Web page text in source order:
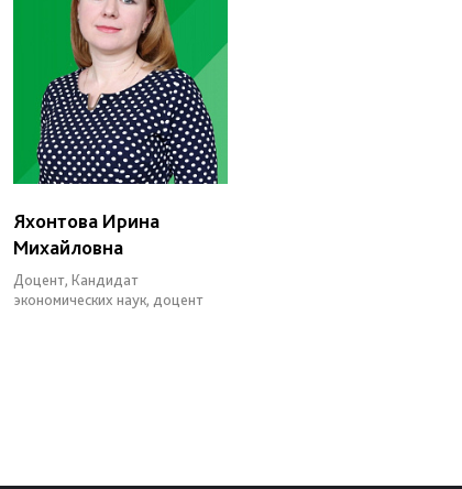
Яхонтова Ирина
Михайловна
Доцент, Кандидат
экономических наук, доцент